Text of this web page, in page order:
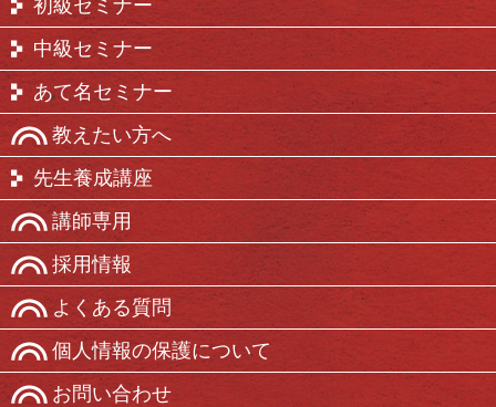
初級セミナー
中級セミナー
あて名セミナー
教えたい方へ
先生養成講座
講師専用
採用情報
よくある質問
個人情報の保護について
お問い合わせ